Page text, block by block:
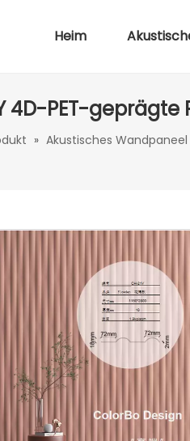
Heim
4D-PET-
» Akustisches Wandpaneel